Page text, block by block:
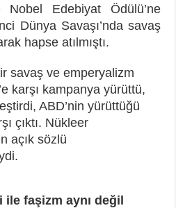
Nobel Edebiyat Ödülü’ne
Dünya Savaşı’nda savaş
hapse atılmıştı.
savaş ve emperyalizm
karşı kampanya yürüttü,
ABD’nin yürüttüğü
çıktı. Nükleer
açık sözlü
faşizm aynı değil